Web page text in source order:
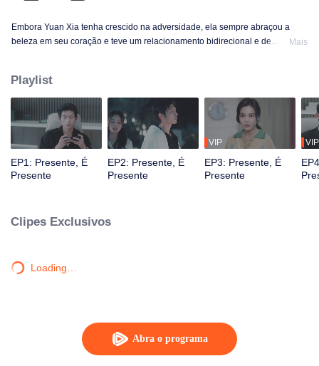
Abra o programa
Embora Yuan Xia tenha crescido na adversidade, ela sempre abraçou a
beleza em seu coração e teve um relacionamento bidirecional e de
Mais
Playlist
EP1: Presente, É
Presente
EP2: Presente, É
Presente
VIP
EP3: Presente, É
Presente
VIP
Clipes Exclusivos
Loading…